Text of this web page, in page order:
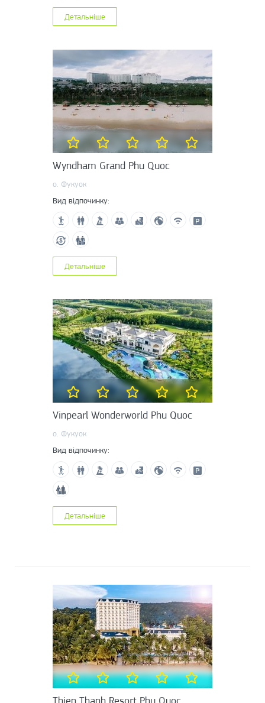
Детальніше
Wyndham Grand Phu Quoc
о. Фукуок
Вид відпочинку:
Детальніше
Vinpearl Wonderworld Phu Quoc
о. Фукуок
Вид відпочинку:
Детальніше
Thien Thanh Resort Phu Quoc